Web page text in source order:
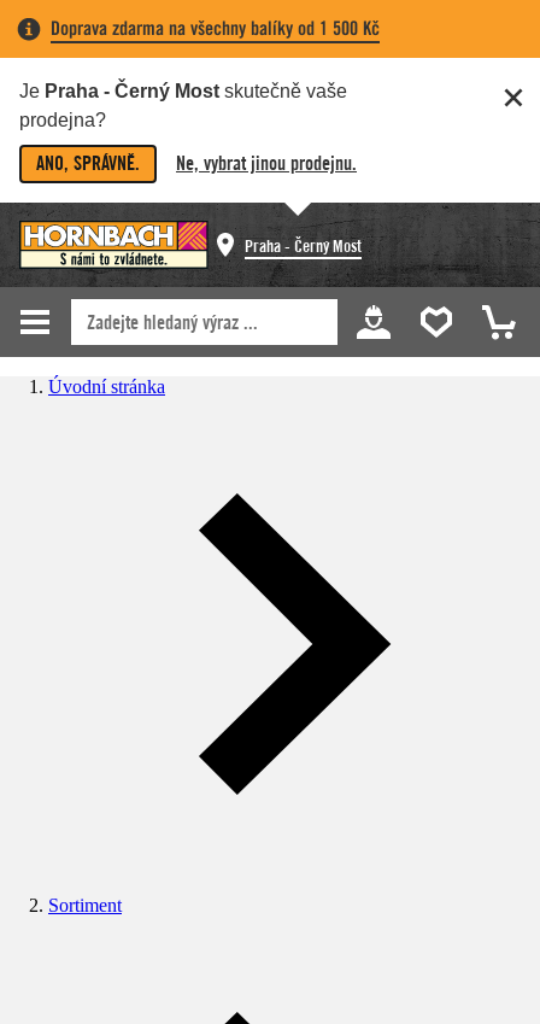
Doprava zdarma na všechny balíky od 1 500 Kč
Je Praha - Černý Most skutečně vaše
prodejna?
ANO, SPRÁVNĚ. Ne, vybrat jinou prodejnu.
Praha - Černý Most
Úvodní stránka
Sortiment